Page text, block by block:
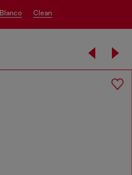
blanco clean